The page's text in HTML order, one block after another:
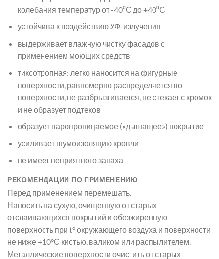
колебания температур от -40⁰С до +40⁰С
устойчива к воздействию УФ-излучения
выдерживает влажную чистку фасадов с
применением моющих средств
тиксотропная: легко наносится на фигурные
поверхности, равномерно распределяется по
поверхности, не разбрызгивается, не стекает с кромок
и не образует подтеков
образует паропроницаемое («дышащее») покрытие
усиливает шумоизоляцию кровли
не имеет неприятного запаха
РЕКОМЕНДАЦИИ ПО ПРИМЕНЕНИЮ
Перед применением перемешать.
Наносить на сухую, очищенную от старых
отслаивающихся покрытий и обезжиренную
поверхность при t° окружающего воздуха и поверхности
не ниже +10°С кистью, валиком или распылителем.
Металлические поверхности очистить от старых